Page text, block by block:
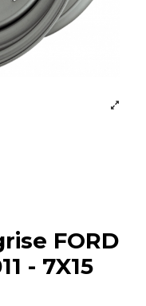
FORD
- 7X15